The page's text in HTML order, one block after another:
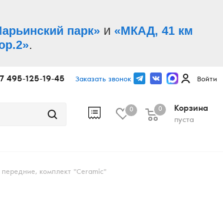
парк» и «МКАД, 41 км
.
495-125-19-45 Заказать звонок Войти
0
Корзина
пуста
0
комплект "Ceramic"